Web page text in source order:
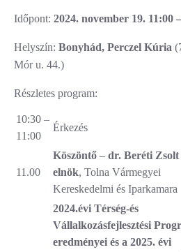
Időpont: 2024. november 19. 11:00
Helyszín: Bonyhád, Perczel Kúria
Mór u. 44.)
Részletes program:
10:30 –
11:00
Érkezés
11.00
Köszöntő – dr. Beréti Zsolt
elnök, Tolna Vármegyei
Kereskedelmi és Iparkamara
2024.évi Térség-és
Vállalkozásfejlesztési
eredményei és a 2025. évi